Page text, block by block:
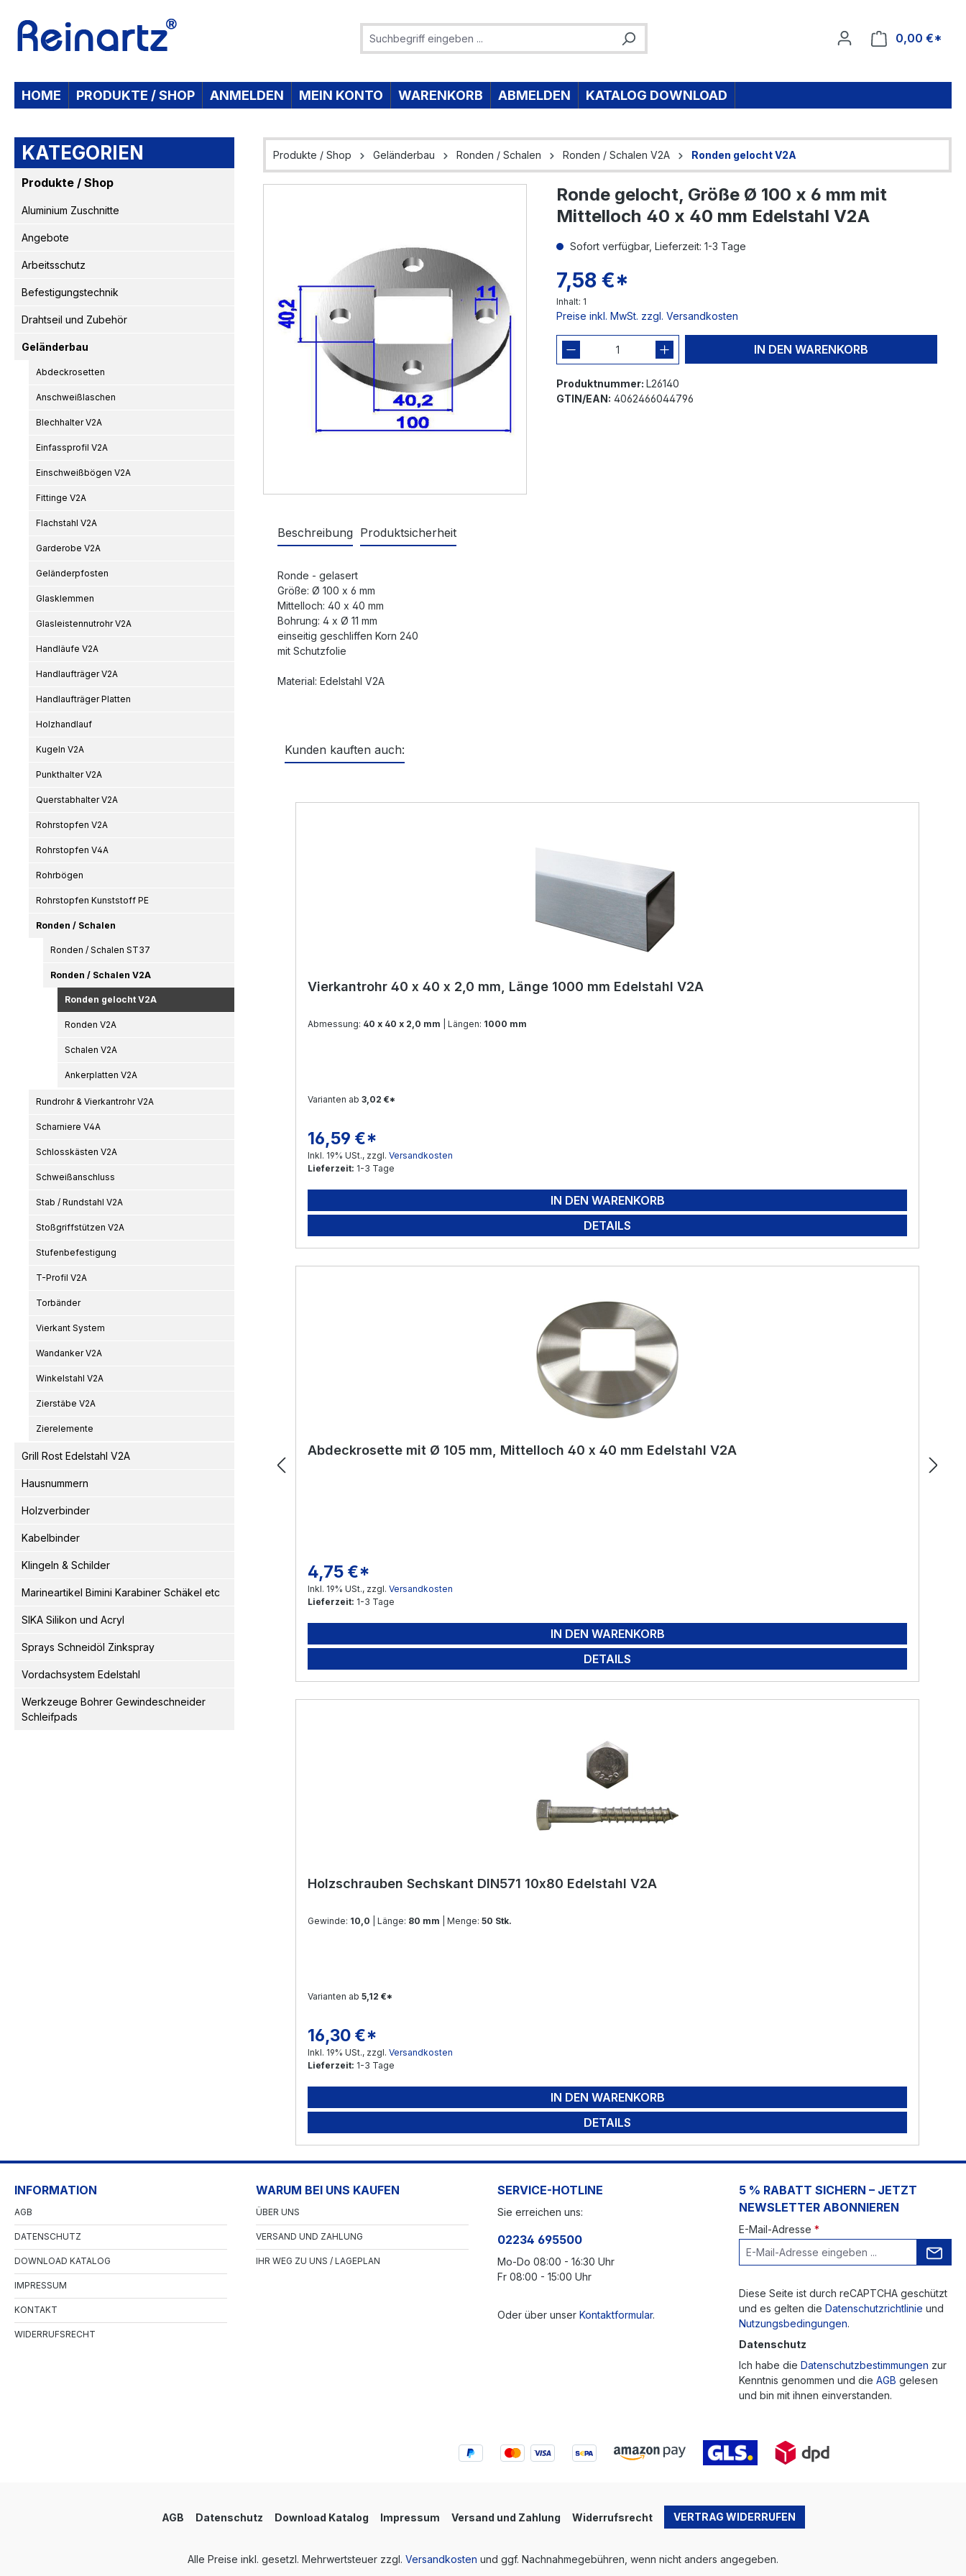
0,00 €*
HOME PRODUKTE / SHOP ANMELDEN MEIN KONTO WARENKORB ABMELDEN KATALOG DOWNLOAD
KATEGORIEN
Produkte / Shop
Aluminium Zuschnitte
Angebote
Arbeitsschutz
Befestigungstechnik
Drahtseil und Zubehör
Geländerbau
Abdeckrosetten
Anschweißlaschen
Blechhalter V2A
Einfassprofil V2A
Einschweißbögen V2A
Fittinge V2A
Flachstahl V2A
Garderobe V2A
Geländerpfosten
Glasklemmen
Glasleistennutrohr V2A
Handläufe V2A
Handlaufträger V2A
Handlaufträger Platten
Holzhandlauf
Kugeln V2A
Punkthalter V2A
Querstabhalter V2A
Rohrstopfen V2A
Rohrstopfen V4A
Rohrbögen
Rohrstopfen Kunststoff PE
Ronden / Schalen
Ronden / Schalen ST37
Ronden / Schalen V2A
Ronden gelocht V2A
Ronden V2A
Schalen V2A
Ankerplatten V2A
Rundrohr & Vierkantrohr V2A
Scharniere V4A
Schlosskästen V2A
Schweißanschluss
Stab / Rundstahl V2A
Stoßgriffstützen V2A
Stufenbefestigung
T-Profil V2A
Torbänder
Vierkant System
Wandanker V2A
Winkelstahl V2A
Zierstäbe V2A
Zierelemente
Grill Rost Edelstahl V2A
Hausnummern
Holzverbinder
Kabelbinder
Klingeln & Schilder
Marineartikel Bimini Karabiner Schäkel etc
SIKA Silikon und Acryl
Sprays Schneidöl Zinkspray
Vordachsystem Edelstahl
Werkzeuge Bohrer Gewindeschneider
Schleifpads
Produkte / Shop Geländerbau Ronden / Schalen Ronden / Schalen V2A Ronden gelocht V2A
Ronde gelocht, Größe Ø 100 x 6 mm mit
Mittelloch 40 x 40 mm Edelstahl V2A
Sofort verfügbar, Lieferzeit: 1-3 Tage
7,58 €*
Inhalt: 1
Preise inkl. MwSt. zzgl. Versandkosten
IN DEN WARENKORB
Produktnummer: L26140
GTIN/EAN: 4062466044796
Beschreibung Produktsicherheit
Ronde - gelasert
Größe: Ø 100 x 6 mm
Mittelloch: 40 x 40 mm
Bohrung: 4 x Ø 11 mm
einseitig geschliffen Korn 240
mit Schutzfolie
Material: Edelstahl V2A
Kunden kauften auch:
Vierkantrohr 40 x 40 x 2,0 mm, Länge 1000 mm Edelstahl V2A
Abmessung: 40 x 40 x 2,0 mm | Längen: 1000 mm
Varianten ab 3,02 €*
Regulärer Preis:
16,59 €*
Inkl. 19% USt., zzgl. Versandkosten
Lieferzeit: 1-3 Tage
IN DEN WARENKORB
DETAILS
Abdeckrosette mit Ø 105 mm, Mittelloch 40 x 40 mm Edelstahl V2A
Regulärer Preis:
4,75 €*
Inkl. 19% USt., zzgl. Versandkosten
Lieferzeit: 1-3 Tage
IN DEN WARENKORB
DETAILS
Holzschrauben Sechskant DIN571 10x80 Edelstahl V2A
Gewinde: 10,0 | Länge: 80 mm | Menge: 50 Stk.
Varianten ab 5,12 €*
Regulärer Preis:
16,30 €*
Inkl. 19% USt., zzgl. Versandkosten
Lieferzeit: 1-3 Tage
IN DEN WARENKORB
DETAILS
INFORMATION
AGB
DATENSCHUTZ
DOWNLOAD KATALOG
IMPRESSUM
KONTAKT
WIDERRUFSRECHT
WARUM BEI UNS KAUFEN
ÜBER UNS
VERSAND UND ZAHLUNG
IHR WEG ZU UNS / LAGEPLAN
SERVICE-HOTLINE
Sie erreichen uns:
02234 695500
Mo-Do 08:00 - 16:30 Uhr
Fr 08:00 - 15:00 Uhr
Oder über unser Kontaktformular.
5 % RABATT SICHERN – JETZT
NEWSLETTER ABONNIEREN
E-Mail-Adresse *
Diese Seite ist durch reCAPTCHA geschützt
und es gelten die Datenschutzrichtlinie und
Nutzungsbedingungen.
Datenschutz
Ich habe die Datenschutzbestimmungen zur
Kenntnis genommen und die AGB gelesen
und bin mit ihnen einverstanden.
AGB Datenschutz Download Katalog Impressum Versand und Zahlung Widerrufsrecht VERTRAG WIDERRUFEN
Alle Preise inkl. gesetzl. Mehrwertsteuer zzgl. Versandkosten und ggf. Nachnahmegebühren, wenn nicht anders angegeben.